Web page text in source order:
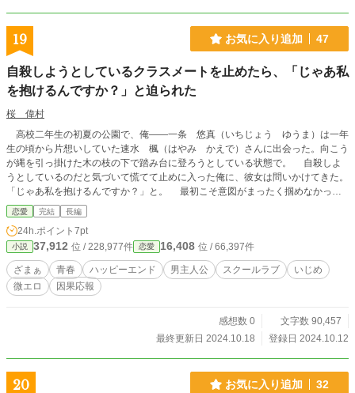
19 お気に入り追加 47
自殺しようとしているクラスメートを止めたら、「じゃあ私
を抱けるんですか？」と迫られた
桜 偉村
高校二年生の初夏の公園で、俺——一条 悠真（いちじょう ゆうま）は一年
生の頃から片想いしていた速水 楓（はやみ かえで）さんに出会った。向こう
が縄を引っ掛けた木の枝の下で踏み台に登ろうとしている状態で。 自殺しよ
うとしているのだと気づいて慌てて止めに入った俺に、彼女は問いかけてきた。
「じゃあ私を抱けるんですか？」と。 最初こそ意図がまったく掴めなかった
が、そこには速水さんが自殺を試みようとしていた壮絶な理由が隠されていて
——
恋愛 完結 長編
24h.ポイント 7pt
小説 37,912 位 / 228,977件 恋愛 16,408 位 / 66,397件
ざまぁ 青春 ハッピーエンド 男主人公 スクールラブ
いじめ
微エロ
因果応報
感想数 0
文字数 90,457
最終更新日 2024.10.18
登録日 2024.10.12
20 お気に入り追加 32